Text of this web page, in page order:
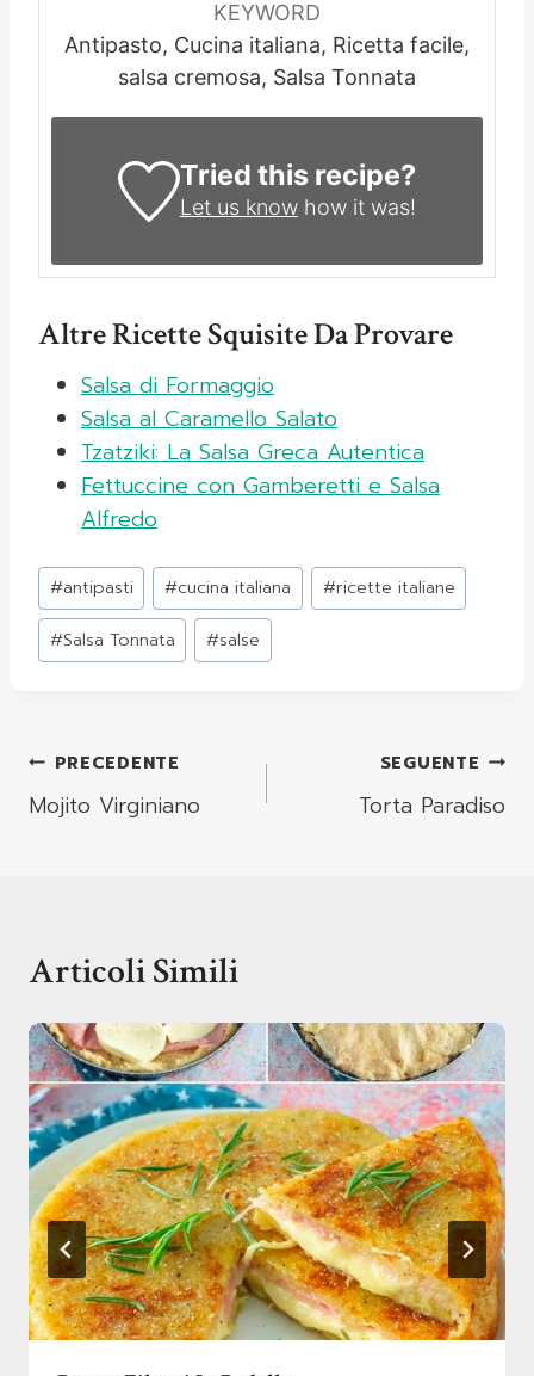
KEYWORD
Antipasto, Cucina italiana, Ricetta facile,
salsa cremosa, Salsa Tonnata
Tried this recipe?
Let us knowhow it was!
Altre Ricette Squisite Da Provare
Salsa di Formaggio
Salsa al Caramello Salato
Tzatziki: La Salsa Greca Autentica
Fettuccine con Gamberetti e Salsa
Alfredo
Tag
articolo:
#antipasti #cucina italiana #ricette italiane
#Salsa Tonnata #salse
Navigazione
Articoli
PRECEDENTE
Mojito Virginiano
SEGUENTE
Torta Paradiso
Articoli Simili